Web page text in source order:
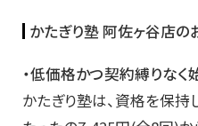
かたぎり塾 阿佐ヶ谷店の
・低価格かつ契約縛りなく
かたぎり塾は、資格を保